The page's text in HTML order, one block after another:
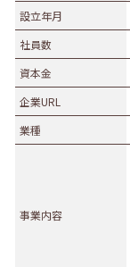
設立年月
社員数
資本金
企業URL
業種
事業内容